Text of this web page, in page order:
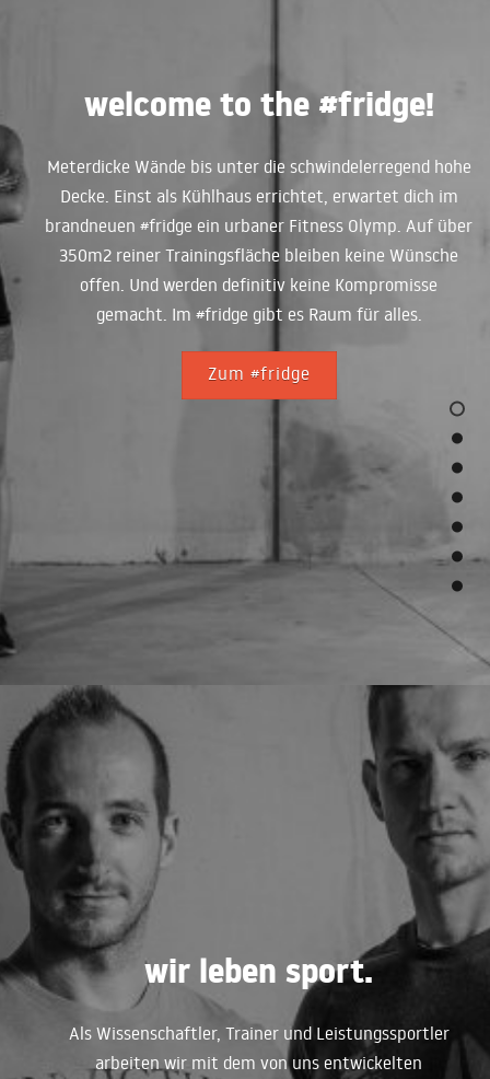
welcome to the #fridge!
Meterdicke Wände bis unter die schwindelerregend hohe
Decke. Einst als Kühlhaus errichtet, erwartet dich im
brandneuen #fridge ein urbaner Fitness Olymp. Auf über
350m2 reiner Trainingsfläche bleiben keine Wünsche
offen. Und werden definitiv keine Kompromisse
gemacht. Im #fridge gibt es Raum für alles.
Zum #fridge
wir leben sport.
Als Wissenschaftler, Trainer und Leistungssportler
arbeiten wir mit dem von uns entwickelten